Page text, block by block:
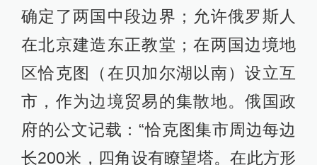
确定了两国中段边界；允许俄罗斯人
在北京建造东正教堂；在两国边境地
区恰克图（在贝加尔湖以南）设立互
市，作为边境贸易的集散地。俄国政
府的公文记载：“恰克图集市周边每边
长200米，四角设有瞭望塔。在此方形